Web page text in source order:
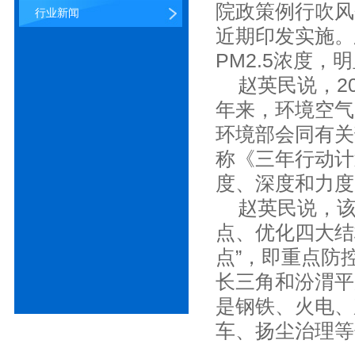
行业新闻
院政策例行吹
近期印发实施
PM2.5浓度，
赵英民说，
年来，环境空
环境部会同有
称《三年行动
度、深度和力
赵英民说，该
点、优化四大
点”，即重点防
长三角和汾渭
是钢铁、火电
车、扬尘治理